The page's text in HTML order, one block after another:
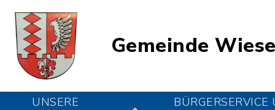
Gemeinde
UNSERE
BÜRGERSERVICE